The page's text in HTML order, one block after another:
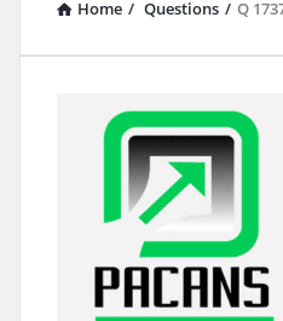
Home / Questions / Q